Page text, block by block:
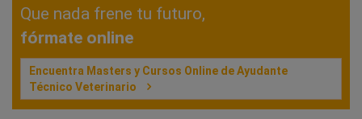
Que nada frene tu futuro,
fórmate online
Encuentra Masters y Cursos Online de Ayudante
Técnico Veterinario